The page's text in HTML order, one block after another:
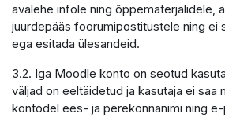
avalehe infole ning õppematerjalidele,
juurdepääs foorumipostitustele ning ei
ega esitada ülesandeid.
3.2. Iga Moodle konto on seotud
väljad on eeltäidetud ja kasutaja ei saa
kontodel ees- ja perekonnanimi ning